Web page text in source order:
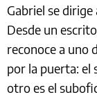
Gabriel se
Desde un
reconoce a uno
por la puerta: el
otro es el